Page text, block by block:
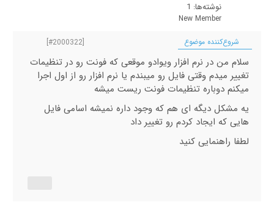
نوشته‌ها: 1
New Member
شروع‌کننده موضوع
[#2000322]
سلام من در نرم افزار ویوادو موقعی که فونت رو در تنظیمات
تغییر میدم وقتی فایل رو میبندم یا نرم افزار رو از اول اجرا
میکنم دوباره تنظیمات فونت ریست میشه
یه مشکل دیگه ای هم که وجود داره نمیشه اسامی فایل
هایی که ایجاد کردم رو تغییر داد
لطفا راهنمایی کنید